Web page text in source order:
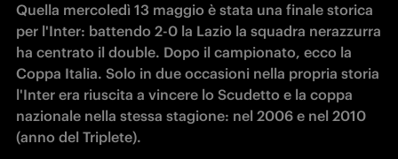
Quella mercoledì 13 maggio è stata una finale storica
per l'Inter: battendo 2-0 la Lazio la squadra nerazzurra
ha centrato il double. Dopo il campionato, ecco la
Coppa Italia. Solo in due occasioni nella propria storia
l'Inter era riuscita a vincere lo Scudetto e la coppa
nazionale nella stessa stagione: nel 2006 e nel 2010
(anno del Triplete).